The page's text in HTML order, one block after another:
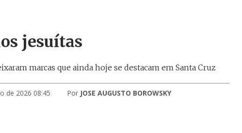
jesuítas
marcas que ainda hoje se destacam em Santa Cruz
de 2026 08:45 Por JOSE AUGUSTO BOROWSKY